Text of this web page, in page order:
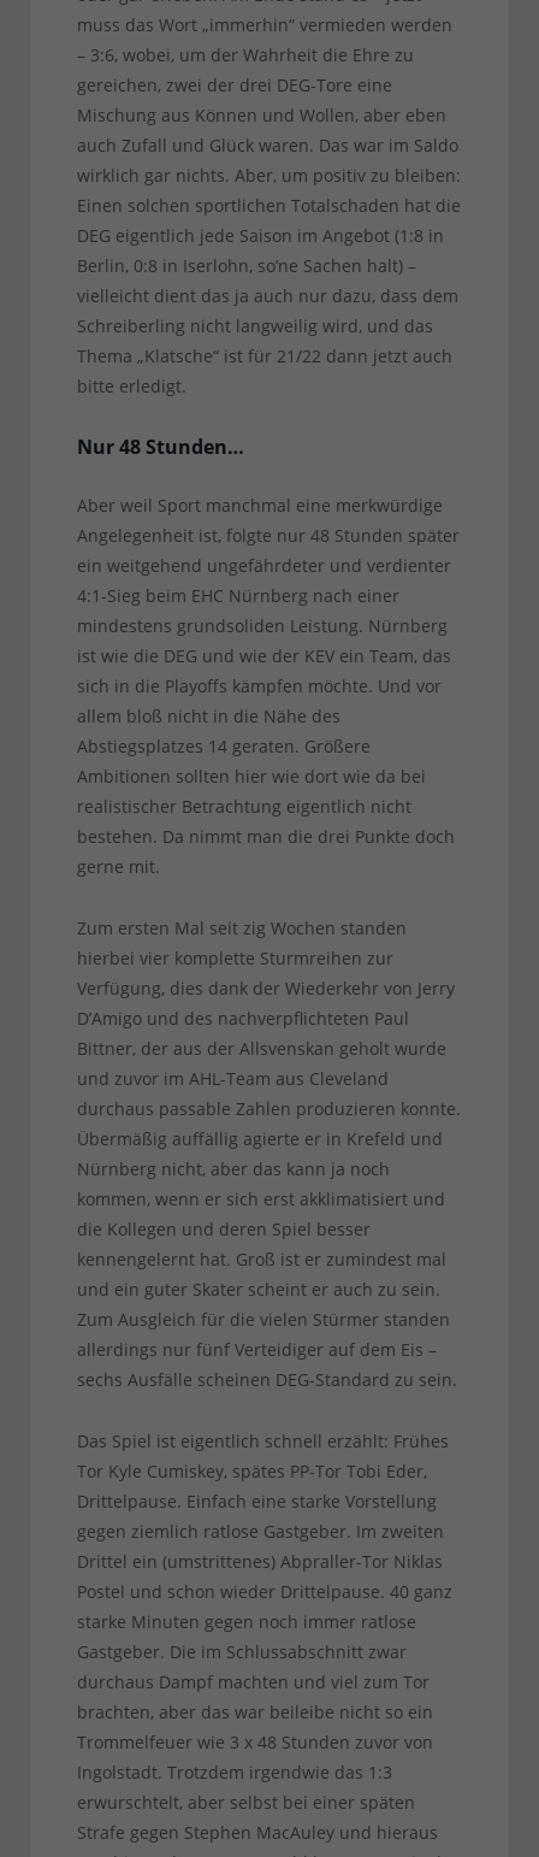
muss das Wort „immerhin“ vermieden werden
– 3:6, wobei, um der Wahrheit die Ehre zu
gereichen, zwei der drei DEG-Tore eine
Mischung aus Können und Wollen, aber eben
auch Zufall und Glück waren. Das war im Saldo
wirklich gar nichts. Aber, um positiv zu bleiben:
Einen solchen sportlichen Totalschaden hat die
DEG eigentlich jede Saison im Angebot (1:8 in
Berlin, 0:8 in Iserlohn, so’ne Sachen halt) –
vielleicht dient das ja auch nur dazu, dass dem
Schreiberling nicht langweilig wird, und das
Thema „Klatsche“ ist für 21/22 dann jetzt auch
bitte erledigt.
Nur 48 Stunden…
Aber weil Sport manchmal eine merkwürdige
Angelegenheit ist, folgte nur 48 Stunden später
ein weitgehend ungefährdeter und verdienter
4:1-Sieg beim EHC Nürnberg nach einer
mindestens grundsoliden Leistung. Nürnberg
ist wie die DEG und wie der KEV ein Team, das
sich in die Playoffs kämpfen möchte. Und vor
allem bloß nicht in die Nähe des
Abstiegsplatzes 14 geraten. Größere
Ambitionen sollten hier wie dort wie da bei
realistischer Betrachtung eigentlich nicht
bestehen. Da nimmt man die drei Punkte doch
gerne mit.
Zum ersten Mal seit zig Wochen standen
hierbei vier komplette Sturmreihen zur
Verfügung, dies dank der Wiederkehr von Jerry
D’Amigo und des nachverpflichteten Paul
Bittner, der aus der Allsvenskan geholt wurde
und zuvor im AHL-Team aus Cleveland
durchaus passable Zahlen produzieren konnte.
Übermäßig auffällig agierte er in Krefeld und
Nürnberg nicht, aber das kann ja noch
kommen, wenn er sich erst akklimatisiert und
die Kollegen und deren Spiel besser
kennengelernt hat. Groß ist er zumindest mal
und ein guter Skater scheint er auch zu sein.
Zum Ausgleich für die vielen Stürmer standen
allerdings nur fünf Verteidiger auf dem Eis –
sechs Ausfälle scheinen DEG-Standard zu sein.
Das Spiel ist eigentlich schnell erzählt: Frühes
Tor Kyle Cumiskey, spätes PP-Tor Tobi Eder,
Drittelpause. Einfach eine starke Vorstellung
gegen ziemlich ratlose Gastgeber. Im zweiten
Drittel ein (umstrittenes) Abpraller-Tor Niklas
Postel und schon wieder Drittelpause. 40 ganz
starke Minuten gegen noch immer ratlose
Gastgeber. Die im Schlussabschnitt zwar
durchaus Dampf machten und viel zum Tor
brachten, aber das war beileibe nicht so ein
Trommelfeuer wie 3 x 48 Stunden zuvor von
Ingolstadt. Trotzdem irgendwie das 1:3
erwurschtelt, aber selbst bei einer späten
Strafe gegen Stephen MacAuley und hieraus